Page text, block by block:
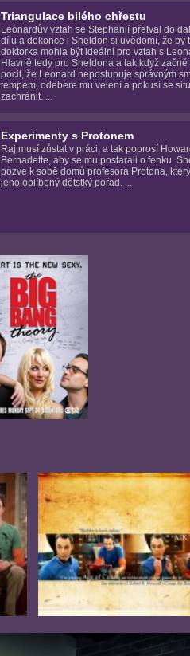
Triangulace bilého chřestu
Leonardův vztah se Stephanií přetval do
dílu a dokonce i Sheldon si uvědomí, že by
doktorka mohla být ideální pro vztah s
Hlavně tedy pro Sheldona a tak když začně
pocit, že Leonard nepostupuje správným
tempem, odebere mu velení a pokusí se
zachránit. ...
Experimenty s Protonem
Raj musí zůstat v práci, a tak poprosí
Bernadette, aby se mu postarali o fenku.
pozve k sobě domů profesora Protona,
jeho oblíbený dětstký pořad. ...